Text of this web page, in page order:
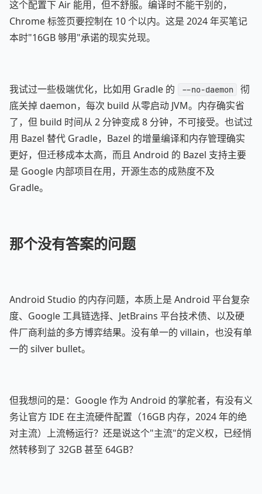
这个配置下 Air 能用，但不舒服。编译时不能干别的，
Chrome 标签页要控制在 10 个以内。这是 2024 年买笔记
本时"16GB 够用"承诺的现实兑现。
我试过一些极端优化，比如用 Gradle 的 --no-daemon
彻
底关掉 daemon，每次 build 从零启动 JVM。内存确实省
了，但 build 时间从 2 分钟变成 8 分钟，不可接受。也试过
用 Bazel 替代 Gradle，Bazel 的增量编译和内存管理确实
更好，但迁移成本太高，而且 Android 的 Bazel 支持主要
是 Google 内部项目在用，开源生态的成熟度不及
Gradle。
那个没有答案的问题
Android Studio 的内存问题，本质上是 Android 平台复杂
度、Google 工具链选择、JetBrains 平台技术债、以及硬
件厂商利益的多方博弈结果。没有单一的 villain，也没有单
一的 silver bullet。
但我想问的是：Google 作为 Android 的掌舵者，有没有义
务让官方 IDE 在主流硬件配置（16GB 内存，2024 年的绝
对主流）上流畅运行？还是说这个"主流"的定义权，已经悄
然转移到了 32GB 甚至 64GB？